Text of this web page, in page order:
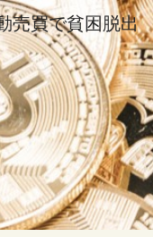
売買で貧困脱出